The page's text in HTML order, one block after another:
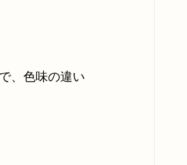
、色味の違い